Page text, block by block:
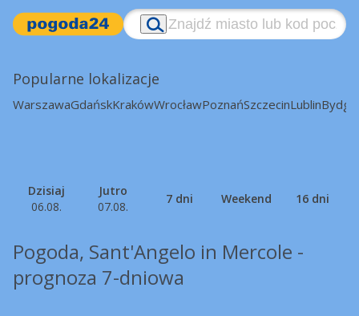
Popularne lokalizacje
WarszawaGdańskKrakówWrocławPoznańSzczecinLublin
Dzisiaj
06.08.
Jutro
07.08.
7 dni Weekend 16 dni
Pogoda, Sant'Angelo in Mercole -
prognoza 7-dniowa